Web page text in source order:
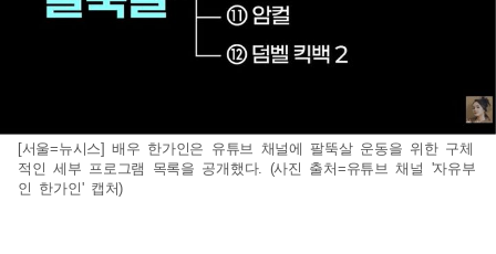
[서울=뉴시스] 배우 한가인은 유튜브 채널에 팔뚝살 운동을 위한 구체
적인 세부 프로그램 목록을 공개했다. (사진 출처=유튜브 채널 '자유부
인 한가인' 캡처)